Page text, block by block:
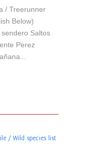
/ Treerunner
Below)
Saltos
Perez
/ Wild species list